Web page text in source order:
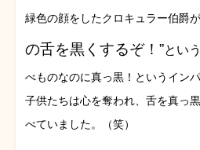
緑色の顔をしたクロキュラー伯爵
の舌を黒くするぞ！”とい
べものなのに真っ黒！というイン
子供たちは心を奪われ、舌を真っ
べていました。（笑）